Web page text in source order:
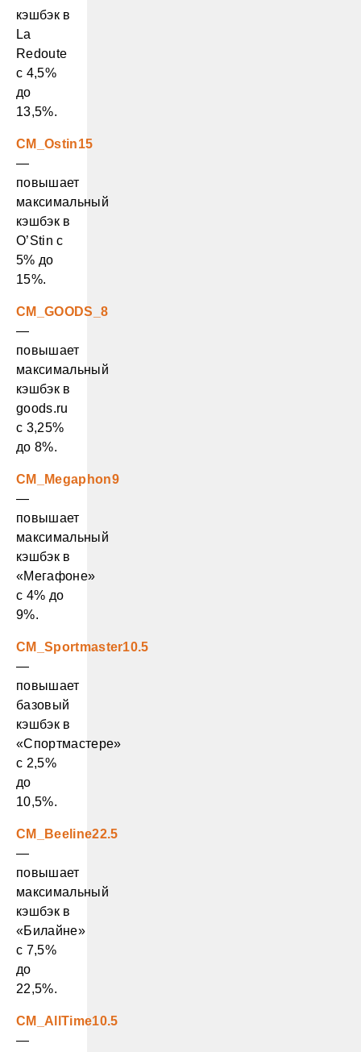
кэшбэк в
La
Redoute
с 4,5%
до
13,5%.
CM_Ostin15
—
повышает
максимальный
кэшбэк в
O’Stin с
5% до
15%.
CM_GOODS_8
—
повышает
максимальный
кэшбэк в
goods.ru
с 3,25%
до 8%.
CM_Megaphon9
—
повышает
максимальный
кэшбэк в
«Мегафоне»
с 4% до
9%.
CM_Sportmaster10.5
—
повышает
базовый
кэшбэк в
«Спортмастере»
с 2,5%
до
10,5%.
CM_Beeline22.5
—
повышает
максимальный
кэшбэк в
«Билайне»
с 7,5%
до
22,5%.
CM_AllTime10.5
—